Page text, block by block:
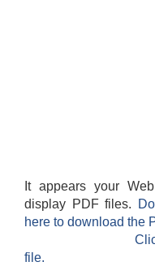
It appears your
display PDF files.
here to download the
file.